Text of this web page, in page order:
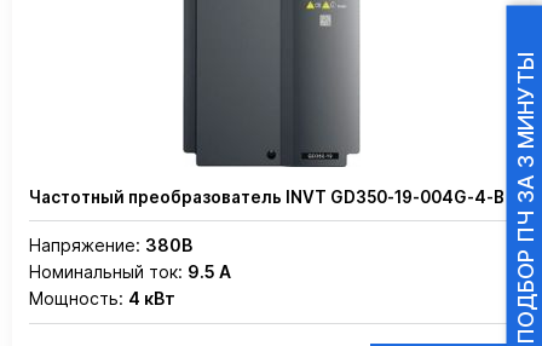
Частотный преобразователь INVT GD350-19-004G-4-B
Напряжение: 380В
Номинальный ток: 9.5 А
Мощность: 4 кВт ПОДБОР ПЧ ЗА 3 МИНУТЫ